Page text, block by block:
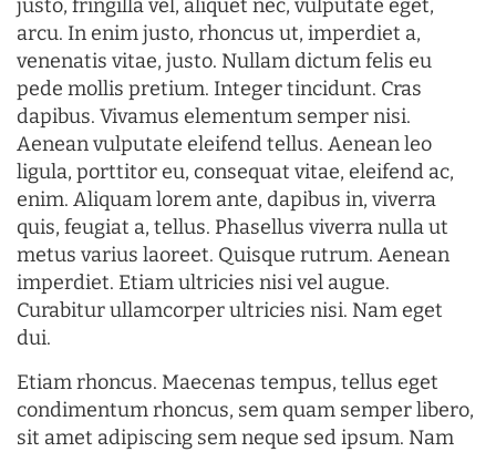
justo, fringilla vel, aliquet nec, vulputate eget,
arcu. In enim justo, rhoncus ut, imperdiet a,
venenatis vitae, justo. Nullam dictum felis eu
pede mollis pretium. Integer tincidunt. Cras
dapibus. Vivamus elementum semper nisi.
Aenean vulputate eleifend tellus. Aenean leo
ligula, porttitor eu, consequat vitae, eleifend ac,
enim. Aliquam lorem ante, dapibus in, viverra
quis, feugiat a, tellus. Phasellus viverra nulla ut
metus varius laoreet. Quisque rutrum. Aenean
imperdiet. Etiam ultricies nisi vel augue.
Curabitur ullamcorper ultricies nisi. Nam eget
dui.
Etiam rhoncus. Maecenas tempus, tellus eget
condimentum rhoncus, sem quam semper libero,
sit amet adipiscing sem neque sed ipsum. Nam